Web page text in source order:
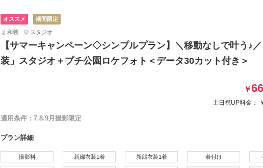
オススメ 期間限定
和装 スタジオ
【サマーキャンペーン◇シンプルプラン】＼移動なしで叶う♪／
装」スタジオ＋プチ公園ロケフォト＜データ30カット付き＞
￥
土日祝UP料金：
適用条件： 7.8.9月撮影限定
プラン詳細
撮影料 新婦衣装1着 新郎衣装1着 着付け